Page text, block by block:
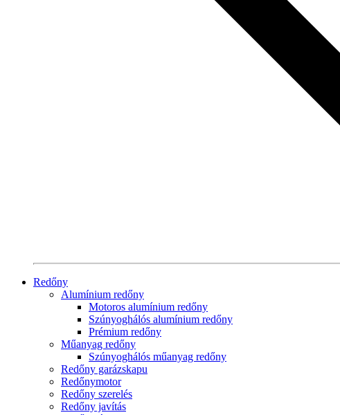
Redőny
Alumínium redőny
Motoros alumínium redőny
Szúnyoghálós alumínium redőny
Prémium redőny
Műanyag redőny
Szúnyoghálós műanyag redőny
Redőny garázskapu
Redőnymotor
Redőny szerelés
Redőny javítás